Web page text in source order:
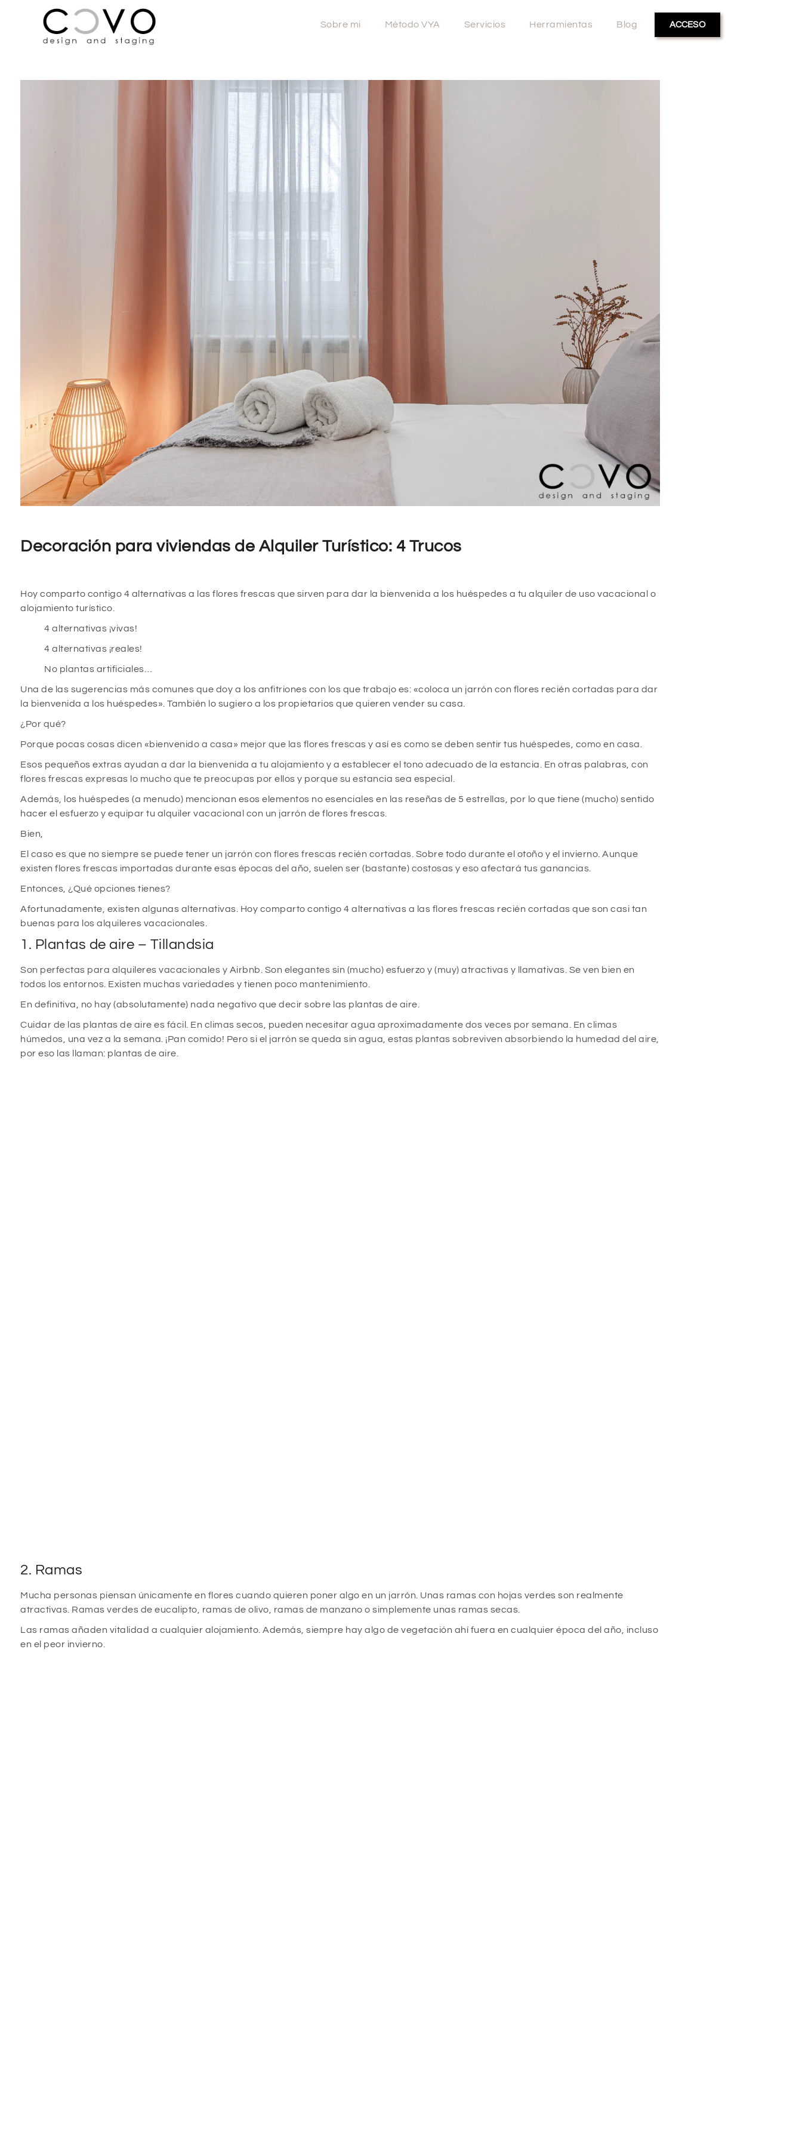
Sobre mi Método VYA Servicios Herramientas Blog ACCESO
Decoración para viviendas de Alquiler Turístico: 4 Trucos
Hoy comparto contigo 4 alternativas a las flores frescas que sirven para dar la bienvenida a los huéspedes a tu alquiler de uso vacacional o
alojamiento turístico.
4 alternativas ¡vivas!
4 alternativas ¡reales!
No plantas artificiales…
Una de las sugerencias más comunes que doy a los anfitriones con los que trabajo es: «coloca un jarrón con flores recién cortadas para dar
la bienvenida a los huéspedes». También lo sugiero a los propietarios que quieren vender su casa.
¿Por qué?
Porque pocas cosas dicen «bienvenido a casa» mejor que las flores frescas y así es como se deben sentir tus huéspedes, como en casa.
Esos pequeños extras ayudan a dar la bienvenida a tu alojamiento y a establecer el tono adecuado de la estancia. En otras palabras, con
flores frescas expresas lo mucho que te preocupas por ellos y porque su estancia sea especial.
Además, los huéspedes (a menudo) mencionan esos elementos no esenciales en las reseñas de 5 estrellas, por lo que tiene (mucho) sentido
hacer el esfuerzo y equipar tu alquiler vacacional con un jarrón de flores frescas.
Bien,
El caso es que no siempre se puede tener un jarrón con flores frescas recién cortadas. Sobre todo durante el otoño y el invierno. Aunque
existen flores frescas importadas durante esas épocas del año, suelen ser (bastante) costosas y eso afectará tus ganancias.
Entonces, ¿Qué opciones tienes?
Afortunadamente, existen algunas alternativas. Hoy comparto contigo 4 alternativas a las flores frescas recién cortadas que son casi tan
buenas para los alquileres vacacionales.
1. Plantas de aire – Tillandsia
Son perfectas para alquileres vacacionales y Airbnb. Son elegantes sin (mucho) esfuerzo y (muy) atractivas y llamativas. Se ven bien en
todos los entornos. Existen muchas variedades y tienen poco mantenimiento.
En definitiva, no hay (absolutamente) nada negativo que decir sobre las plantas de aire.
Cuidar de las plantas de aire es fácil. En climas secos, pueden necesitar agua aproximadamente dos veces por semana. En climas
húmedos, una vez a la semana. ¡Pan comido! Pero si el jarrón se queda sin agua, estas plantas sobreviven absorbiendo la humedad del aire,
por eso las llaman: plantas de aire.
2. Ramas
Mucha personas piensan únicamente en flores cuando quieren poner algo en un jarrón. Unas ramas con hojas verdes son realmente
atractivas. Ramas verdes de eucalipto, ramas de olivo, ramas de manzano o simplemente unas ramas secas.
Las ramas añaden vitalidad a cualquier alojamiento. Además, siempre hay algo de vegetación ahí fuera en cualquier época del año, incluso
en el peor invierno.